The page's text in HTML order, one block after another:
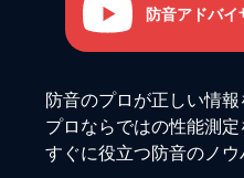
防音アドバ
防音のプロが正しい情報
プロならではの性能測
すぐに役立つ防音のノ